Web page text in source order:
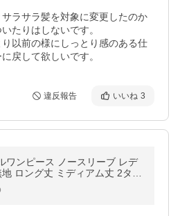
ラサラ髪を対象に変更したのか
たりはしないです。
以前の様にしっとり感のある仕
戻して欲しいです。
違反報告 いいね 3
ワンピース ノースリーブ レデ
ロング丈 ミディアム丈 2タイ
ズ ストレッチ カットソー レー